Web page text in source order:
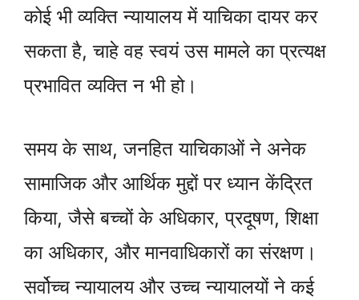
कोई भी व्यक्ति न्यायालय में याचिका दायर कर
सकता है, चाहे वह स्वयं उस मामले का प्रत्यक्ष
प्रभावित व्यक्ति न भी हो।
समय के साथ, जनहित याचिकाओं ने अनेक
सामाजिक और आर्थिक मुद्दों पर ध्यान केंद्रित
किया, जैसे बच्चों के अधिकार, प्रदूषण, शिक्षा
का अधिकार, और मानवाधिकारों का संरक्षण।
सर्वोच्च न्यायालय और उच्च न्यायालयों ने कई